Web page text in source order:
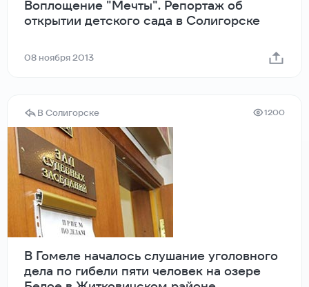
Воплощение "Мечты". Репортаж об
открытии детского сада в Солигорске
08 ноября 2013
В Солигорске 1200
В Гомеле началось слушание уголовного
дела по гибели пяти человек на озере